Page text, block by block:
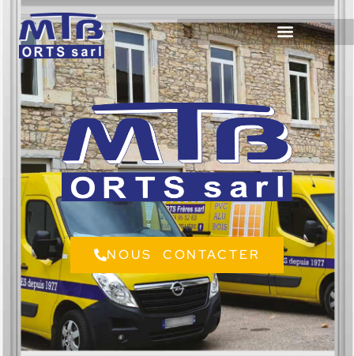
NOUS CONTACTER